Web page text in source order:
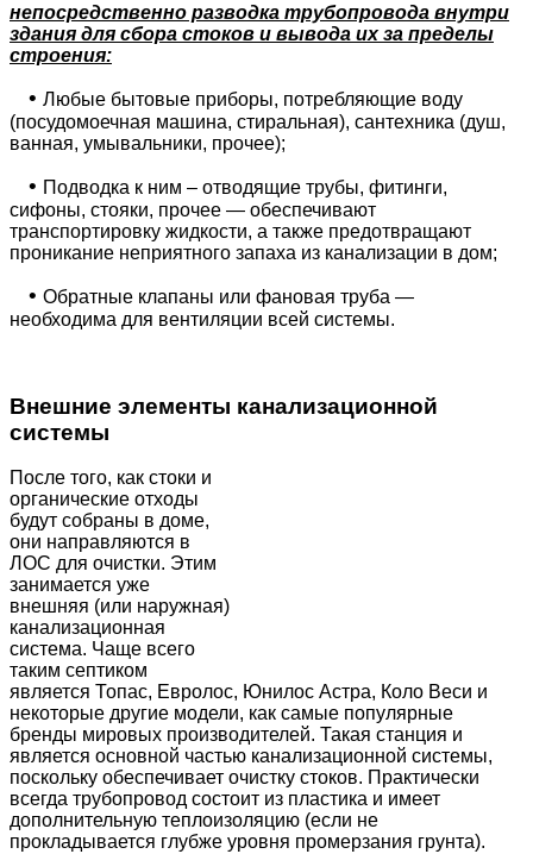
непосредственно разводка трубопровода внутри
здания для сбора стоков и вывода их за пределы
строения:
• Любые бытовые приборы, потребляющие воду
(посудомоечная машина, стиральная), сантехника (душ,
ванная, умывальники, прочее);
• Подводка к ним – отводящие трубы, фитинги,
сифоны, стояки, прочее — обеспечивают
транспортировку жидкости, а также предотвращают
проникание неприятного запаха из канализации в дом;
• Обратные клапаны или фановая труба —
необходима для вентиляции всей системы.
Внешние элементы канализационной
системы
После того, как стоки и
органические отходы
будут собраны в доме,
они направляются в
ЛОС для очистки. Этим
занимается уже
внешняя (или наружная)
канализационная
система. Чаще всего
таким септиком
является Топас, Евролос, Юнилос Астра, Коло Веси и
некоторые другие модели, как самые популярные
бренды мировых производителей. Такая станция и
является основной частью канализационной системы,
поскольку обеспечивает очистку стоков. Практически
всегда трубопровод состоит из пластика и имеет
дополнительную теплоизоляцию (если не
прокладывается глубже уровня промерзания грунта).